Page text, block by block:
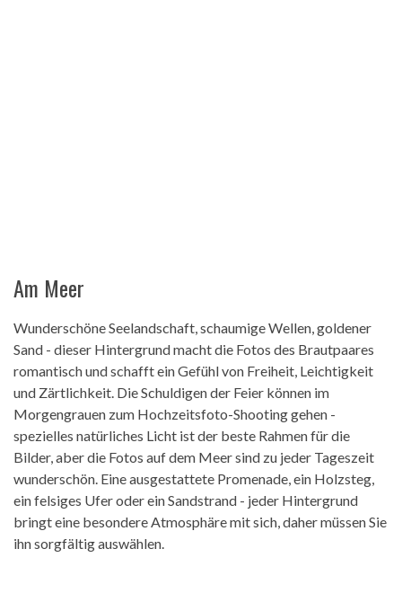
Am Meer
Wunderschöne Seelandschaft, schaumige Wellen, goldener
Sand - dieser Hintergrund macht die Fotos des Brautpaares
romantisch und schafft ein Gefühl von Freiheit, Leichtigkeit
und Zärtlichkeit. Die Schuldigen der Feier können im
Morgengrauen zum Hochzeitsfoto-Shooting gehen -
spezielles natürliches Licht ist der beste Rahmen für die
Bilder, aber die Fotos auf dem Meer sind zu jeder Tageszeit
wunderschön. Eine ausgestattete Promenade, ein Holzsteg,
ein felsiges Ufer oder ein Sandstrand - jeder Hintergrund
bringt eine besondere Atmosphäre mit sich, daher müssen Sie
ihn sorgfältig auswählen.